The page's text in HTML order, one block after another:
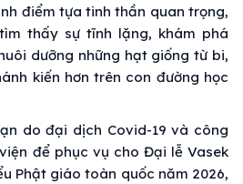
điểm tựa tinh thần quan trọng,
thấy sự tĩnh lặng, khám phá
dưỡng những hạt giống từ bi,
kiến hơn trên con đường học
do đại dịch Covid-19 và công
để phục vụ cho Đại lễ Vasek
Phật giáo toàn quốc năm 2026,